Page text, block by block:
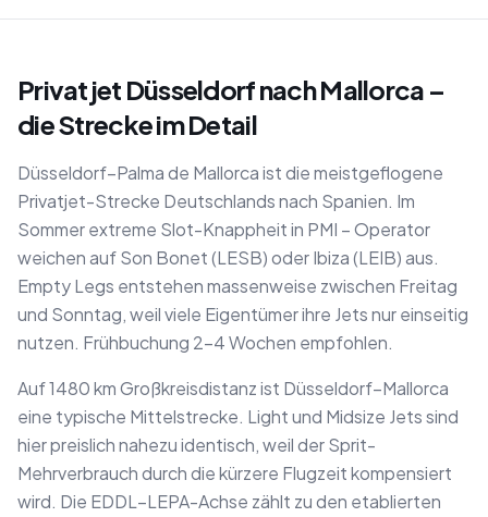
Privatjet Düsseldorf nach Mallorca –
die Strecke im Detail
Düsseldorf–Palma de Mallorca ist die meistgeflogene
Privatjet-Strecke Deutschlands nach Spanien. Im
Sommer extreme Slot-Knappheit in PMI – Operator
weichen auf Son Bonet (LESB) oder Ibiza (LEIB) aus.
Empty Legs entstehen massenweise zwischen Freitag
und Sonntag, weil viele Eigentümer ihre Jets nur einseitig
nutzen. Frühbuchung 2–4 Wochen empfohlen.
Auf 1480 km Großkreisdistanz ist Düsseldorf–Mallorca
eine typische Mittelstrecke. Light und Midsize Jets sind
hier preislich nahezu identisch, weil der Sprit-
Mehrverbrauch durch die kürzere Flugzeit kompensiert
wird. Die EDDL–LEPA-Achse zählt zu den etablierten